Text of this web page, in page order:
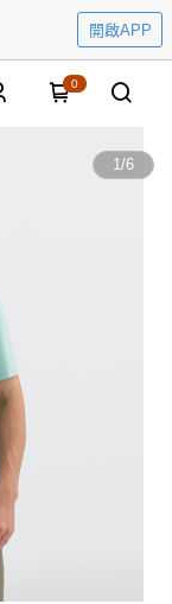
開啟APP
0
1/6